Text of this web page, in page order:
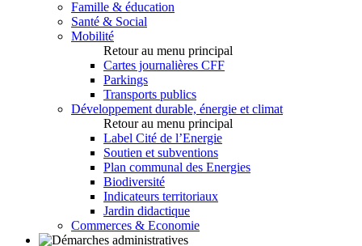
Famille & éducation
Santé & Social
Mobilité
Retour au menu principal
Cartes journalières CFF
Parkings
Transports publics
Développement durable, énergie et climat
Retour au menu principal
Label Cité de l’Energie
Soutien et subventions
Plan communal des Energies
Biodiversité
Indicateurs territoriaux
Jardin didactique
Commerces & Economie